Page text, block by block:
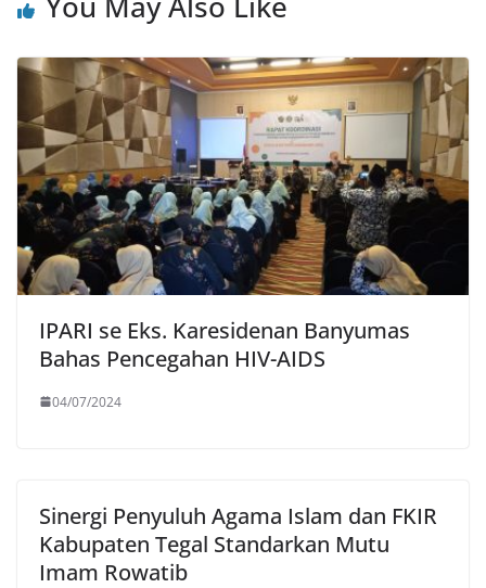
IPARI se Eks. Karesidenan Banyumas
Bahas Pencegahan HIV-AIDS
04/07/2024
Sinergi Penyuluh Agama Islam dan FKIR
Kabupaten Tegal Standarkan Mutu
Imam Rowatib